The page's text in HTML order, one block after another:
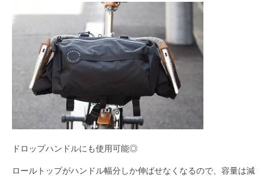
ドロップハンドルにも使用可能◎
ロールトップがハンドル幅分しか伸ばせなくなるので、容量は減